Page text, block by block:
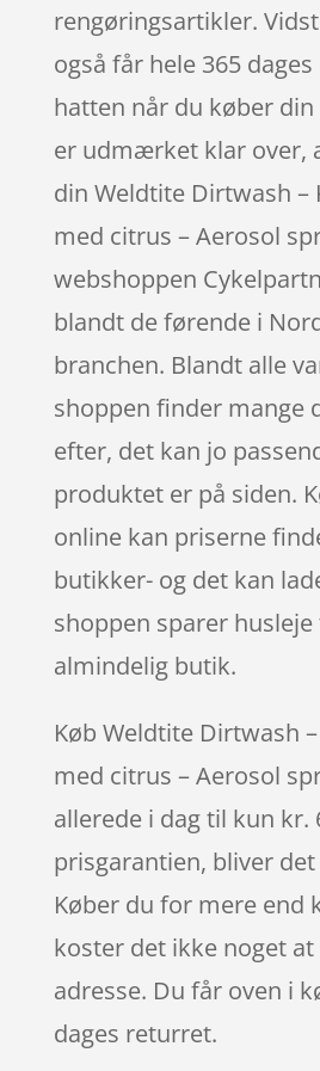
rengøringsartikler.
også får hele 365
hatten når du køber din
er udmærket klar over,
din Weldtite Dirtwash –
med citrus – Aerosol
webshoppen
blandt de førende i
branchen. Blandt alle
shoppen finder mange
efter, det kan jo
produktet er på siden.
online kan priserne
butikker- og det kan
shoppen sparer husleje
almindelig butik.
Køb Weldtite Dirtwash
med citrus – Aerosol
allerede i dag til kun kr.
prisgarantien, bliver
Køber du for mere end
koster det ikke noget
adresse. Du får oven i
dages returret.